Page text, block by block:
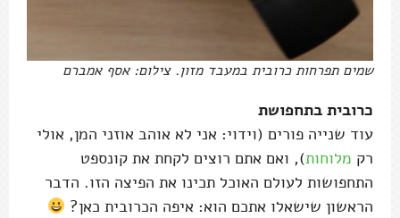
שמים תפרחות כרובית במעבד מזון. צילום: אסף אמברם
כרובית בתחפושת
עוד שנייה פורים (וידוי: אני לא אוהב אוזני המן, אולי
רק מלוחות), ואם אתם רוצים לקחת את קונספט
התחפושות לעולם האוכל תכינו את הפיצה הזו. הדבר
הראשון שישאלו אתכם הוא: איפה הכרובית כאן?